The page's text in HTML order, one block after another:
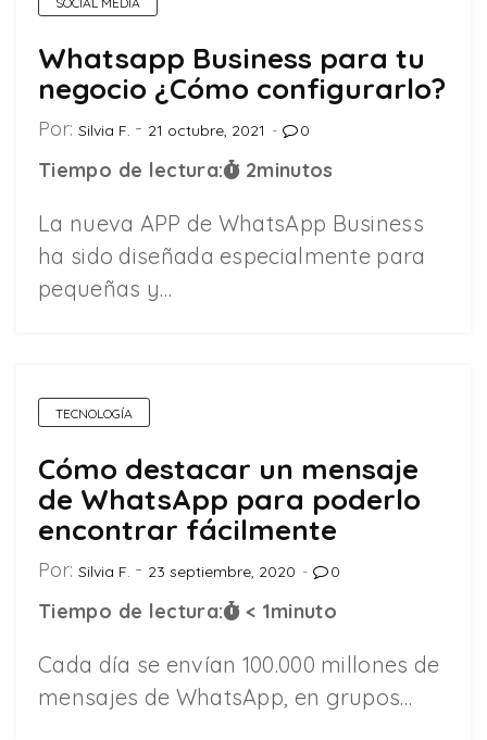
Whatsapp Business para tu
negocio ¿Cómo configurarlo?
Por: Silvia F. 21 octubre, 2021 0
Tiempo de lectura: 2minutos
La nueva APP de WhatsApp Business
ha sido diseñada especialmente para
pequeñas y…
TECNOLOGÍA
Cómo destacar un mensaje
de WhatsApp para poderlo
encontrar fácilmente
Por: Silvia F. 23 septiembre, 2020 0
Tiempo de lectura: < 1minuto
Cada día se envían 100.000 millones de
mensajes de WhatsApp, en grupos…